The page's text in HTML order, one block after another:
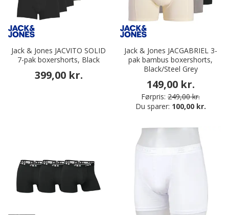
Jack & Jones JACVITO SOLID
7-pak boxershorts, Black
399,00 kr.
Jack & Jones JACGABRIEL 3-
pak bambus boxershorts,
Black/Steel Grey
149,00 kr.
Førpris: 249,00 kr.
Du sparer: 100,00 kr.